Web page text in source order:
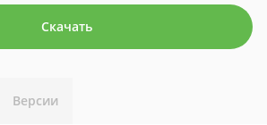
Скачать
Версии